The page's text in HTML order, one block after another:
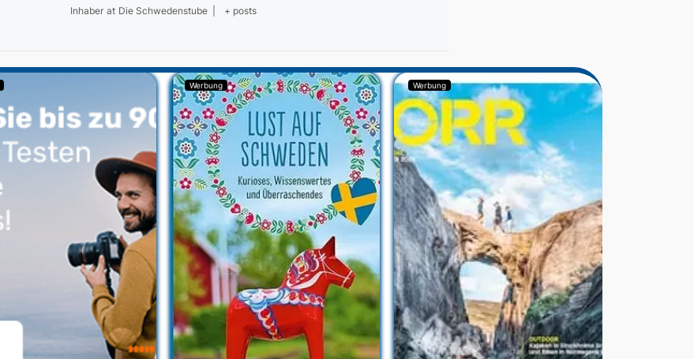
Inhaber at Die Schwedenstube + posts
Werbung Werbung